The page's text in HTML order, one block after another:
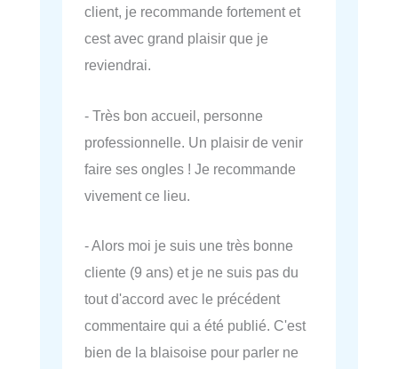
client, je recommande fortement et
cest avec grand plaisir que je
reviendrai.
- Très bon accueil, personne
professionnelle. Un plaisir de venir
faire ses ongles ! Je recommande
vivement ce lieu.
- Alors moi je suis une très bonne
cliente (9 ans) et je ne suis pas du
tout d'accord avec le précédent
commentaire qui a été publié. C'est
bien de la blaisoise pour parler ne